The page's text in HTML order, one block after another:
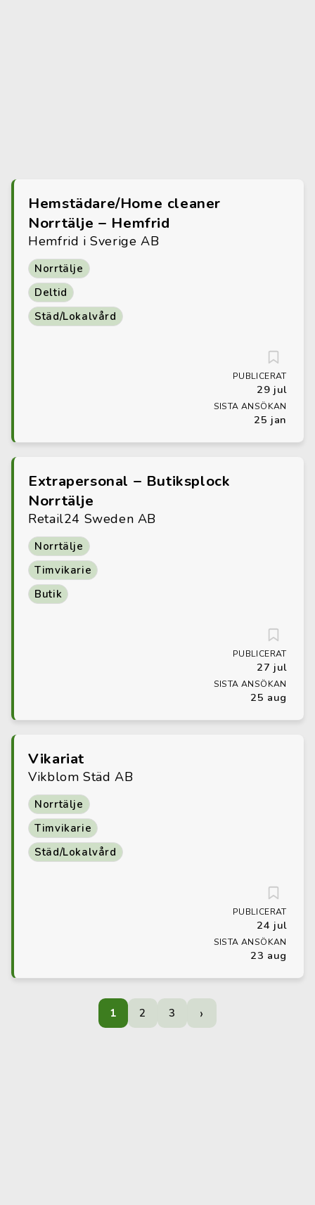
Hemstädare/Home cleaner
Norrtälje – Hemfrid
Hemfrid i Sverige AB
Norrtälje
Deltid
Städ/Lokalvård
PUBLICERAT
29 jul
SISTA ANSÖKAN
25 jan
Extrapersonal – Butiksplock
Norrtälje
Retail24 Sweden AB
Norrtälje
Timvikarie
Butik
PUBLICERAT
27 jul
SISTA ANSÖKAN
25 aug
Vikariat
Vikblom Städ AB
Norrtälje
Timvikarie
Städ/Lokalvård
PUBLICERAT
24 jul
SISTA ANSÖKAN
23 aug
1 2 3 ›